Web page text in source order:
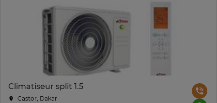
Climatiseur split 1.5
Castor, Dakar